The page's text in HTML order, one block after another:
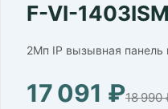
F-VI-
2Мп IP вызывная панель
17 091 ₽18 990